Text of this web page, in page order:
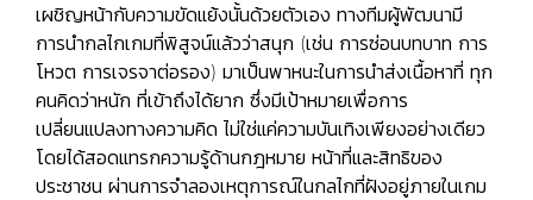
เผชิญหน้ากับความขัดแย้งนั้นด้วยตัวเอง ทางทีมผู้พัฒนามี
การนำกลไกเกมที่พิสูจน์แล้วว่าสนุก (เช่น การซ่อนบทบาท การ
โหวต การเจรจาต่อรอง) มาเป็นพาหนะในการนำส่งเนื้อหาที่ ทุก
คนคิดว่าหนัก ที่เข้าถึงได้ยาก ซึ่งมีเป้าหมายเพื่อการ
เปลี่ยนแปลงทางความคิด ไม่ใช่แค่ความบันเทิงเพียงอย่างเดียว
โดยได้สอดแทรกความรู้ด้านกฎหมาย หน้าที่และสิทธิของ
ประชาชน ผ่านการจำลองเหตุการณ์ในกลไกที่ฝังอยู่ภายในเกม